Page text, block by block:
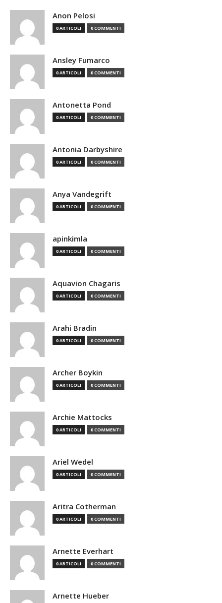
Anon Pelosi
0 ARTICOLI 0 COMMENTI
Ansley Fumarco
0 ARTICOLI 0 COMMENTI
Antonetta Pond
0 ARTICOLI 0 COMMENTI
Antonia Darbyshire
0 ARTICOLI 0 COMMENTI
Anya Vandegrift
0 ARTICOLI 0 COMMENTI
apinkimla
0 ARTICOLI 0 COMMENTI
Aquavion Chagaris
0 ARTICOLI 0 COMMENTI
Arahi Bradin
0 ARTICOLI 0 COMMENTI
Archer Boykin
0 ARTICOLI 0 COMMENTI
Archie Mattocks
0 ARTICOLI 0 COMMENTI
Ariel Wedel
0 ARTICOLI 0 COMMENTI
Aritra Cotherman
0 ARTICOLI 0 COMMENTI
Arnette Everhart
0 ARTICOLI 0 COMMENTI
Arnette Hueber